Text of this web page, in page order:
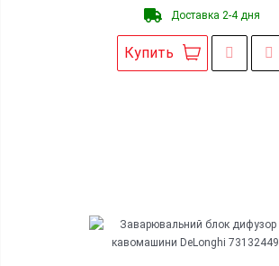
Доставка 2-4 дня
Купить